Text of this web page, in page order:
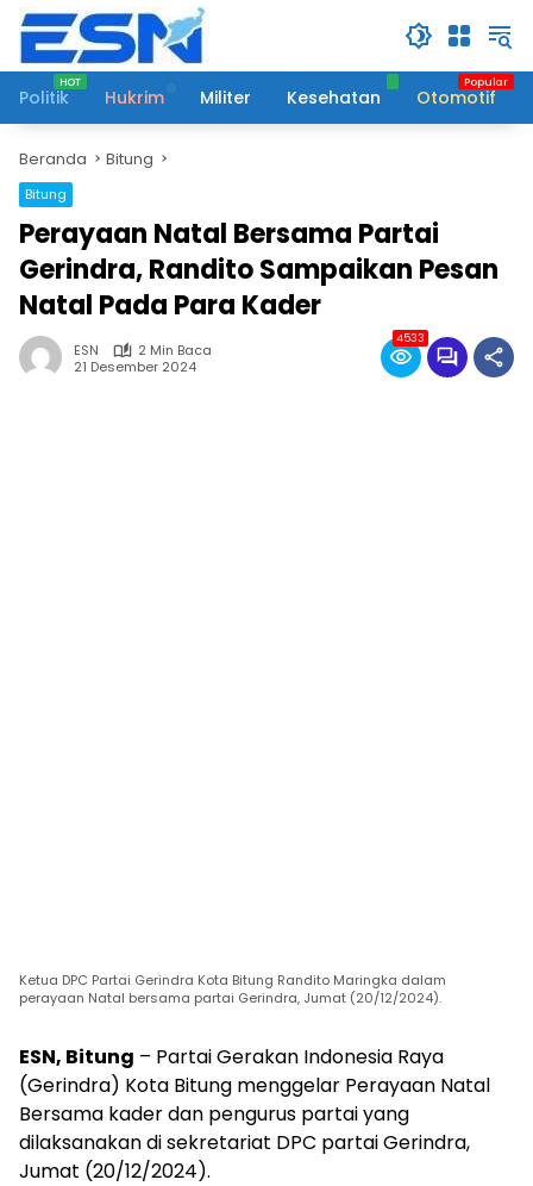
Langsung
konten
Politik
Hukrim Militer Kesehatan Otomotif
Beranda Bitung
Bitung
Perayaan Natal Bersama Partai
Gerindra, Randito Sampaikan Pesan
Natal Pada Para Kader
ESN
2 Min Baca
21 Desember 2024
4533
Ketua DPC Partai Gerindra Kota Bitung Randito Maringka dalam
perayaan Natal bersama partai Gerindra, Jumat (20/12/2024).
ESN, Bitung – Partai Gerakan Indonesia Raya
(Gerindra) Kota Bitung menggelar Perayaan Natal
Bersama kader dan pengurus partai yang
dilaksanakan di sekretariat DPC partai Gerindra,
Jumat (20/12/2024).